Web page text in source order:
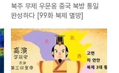
북주 무제 우문옹 중국 북방 통일
완성하다 [99화 북제 멸망]